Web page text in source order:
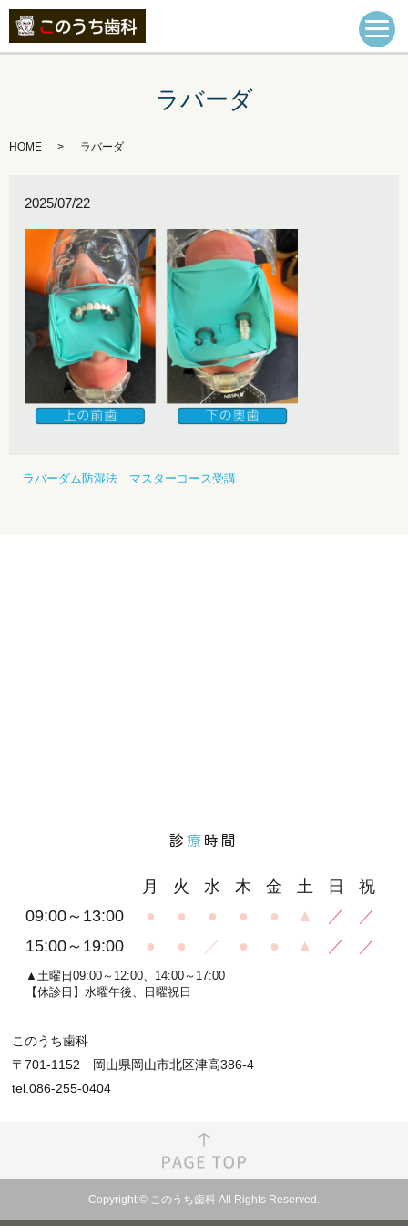
ラバーダ
HOME ラバーダ
2025/07/22
ラバーダム防湿法 マスターコース受講
診 療 時間
月 火 水 木 金 土 日
祝
09:00～13:00
● ● ● ● ● ▲ ／
／
15:00～19:00
● ● ／ ● ● ▲ ／ ／
▲土曜日09:00～12:00、14:00～17:00
【休診日】水曜午後、日曜祝日
このうち歯科
〒701-1152 岡山県岡山市北区津高386-4
tel.086-255-0404
Copyright © このうち歯科 All Rights Reserved.